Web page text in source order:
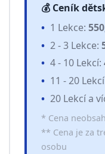
💰 Ceník
1 Lekce:
2 - 3 Lekce:
4 - 10 Lekcí:
11 - 20
20 Lekcí a
* Cena
** Cena je za
osobu